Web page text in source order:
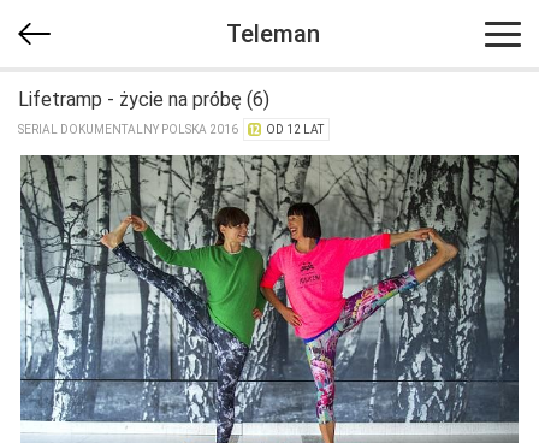
Teleman
Lifetramp - życie na próbę (6)
SERIAL DOKUMENTALNY POLSKA 2016 OD 12 LAT